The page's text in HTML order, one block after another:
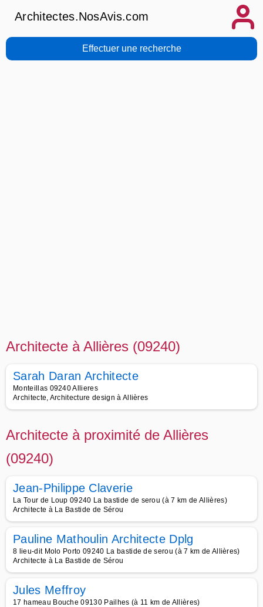
Architectes.NosAvis.com
Effectuer une recherche
Architecte à Allières (09240)
Sarah Daran Architecte
Monteillas 09240 Allieres
Architecte, Architecture design à Allières
Architecte à proximité de Allières
(09240)
Jean-Philippe Claverie
La Tour de Loup 09240 La bastide de serou (à 7 km de Allières)
Architecte à La Bastide de Sérou
Pauline Mathoulin Architecte Dplg
8 lieu-dit Molo Porto 09240 La bastide de serou (à 7 km de Allières)
Architecte à La Bastide de Sérou
Jules Meffroy
17 hameau Bouche 09130 Pailhes (à 11 km de Allières)